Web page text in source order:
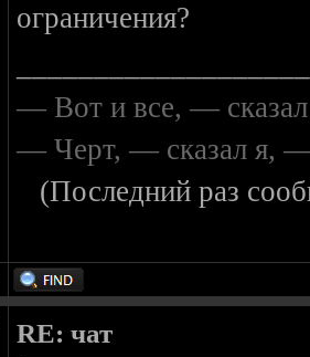
ограничения?
— Вот и все, —
— Черт, — сказал я, —
(Последний раз
RE: чат